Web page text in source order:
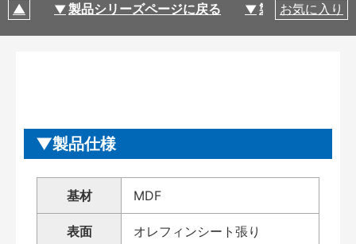
製品シリーズページに戻る 製品仕様
お気に入り
製品仕様
基材 MDF
表面 オレフィンシート張り